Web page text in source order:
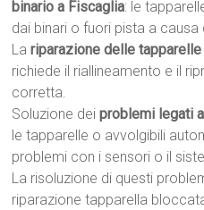
binario a Fiscaglia: le
dai binari o fuori pista a causa
Lariparazione delle
richiede il riallineamento e il
corretta.
Soluzione deiproblemi legati
le tapparelle o avvolgibili
problemi con i sensori o il
La risoluzione di questi
riparazione tapparella